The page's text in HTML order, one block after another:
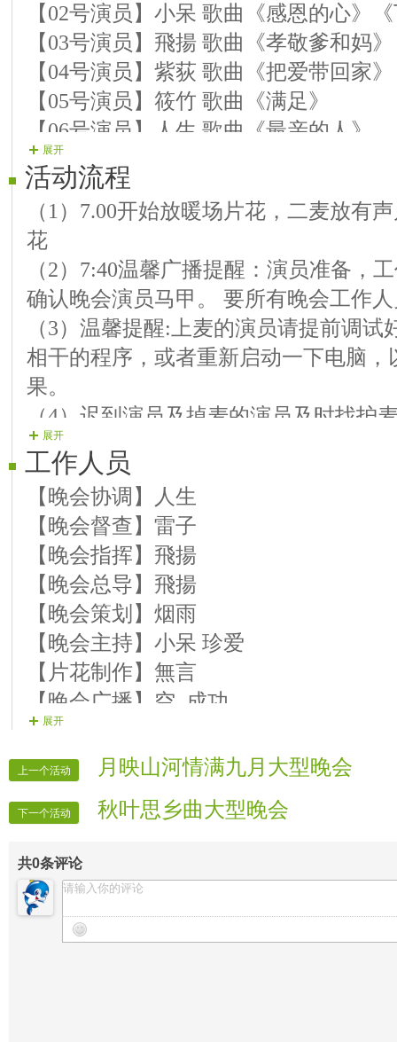
【02号演员】小呆 歌曲《感恩的心》
【03号演员】飛揚 歌曲《孝敬爹和妈》
【04号演员】紫荻 歌曲《把爱带回家》
【05号演员】筱竹 歌曲《满足》
【06号演员】人生 歌曲《最亲的人》
第二篇章 《祝福老师》
【07号演员】艺丹 歌曲《唱给老师的
【08号演员】珍爱 歌曲《人间最美》
【09号演员】跑调 歌曲《人间第一情》
【10号演员】幸福 评剧 《志愿军未婚
【11号演员】一路小跑 歌曲《情歌呀
【12号演员】海舸 歌曲 《拉住妈妈的
第三篇章《桃李满天下》
【13号演员】芳草 歌曲《长大后我就
【14号演员】馨悦 歌曲《报答 》
【15号演员】蓝莓 歌曲 《厚德载物》
【16号演员】梦缘 歌曲《心雨》
【17号演员】飛雪 歌曲《我已不是当
【18号演员】云朵 歌曲《暖心》
【19号演员】阳光 歌曲《光阴的故事
展开
活动流程
（1）7.00开始放暖场片花，二麦放有
花
（2）7:40温馨广播提醒：演员准备，
确认晚会演员马甲。 要所有晚会工作
（3）温馨提醒:上麦的演员请提前调
相干的程序，或者重新启动一下电脑，
果。
（4）迟到演员及掉麦的演员及时找护
（5）晚会演员一律由递麦人员安排上
节目，不要说感谢之类的话。
展开
工作人员
【晚会协调】人生
【晚会督查】雷子
【晚会指挥】飛揚
【晚会总导】飛揚
【晚会策划】烟雨
【晚会主持】小呆 珍爱
【片花制作】無言
【晚会广播】空 成功
【晚会片花】 飛燕 飛雪 飛儿 飛舞
【晚会递麦】烟雨
【记者团队】 vv时报记者
【晚会迎宾】 房间全体管理
展开
上一个活动 月映山河情满九月大型晚会
下一个活动 秋叶思乡曲大型晚会
共0条评论